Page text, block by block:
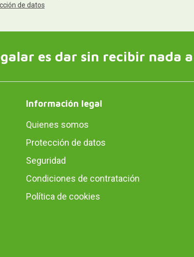
de datos
es dar sin recibir nada
Información legal
Quienes somos
Protección de datos
Seguridad
Condiciones de contratación
Política de cookies